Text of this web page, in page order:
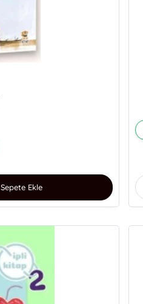
Sepete Ekle